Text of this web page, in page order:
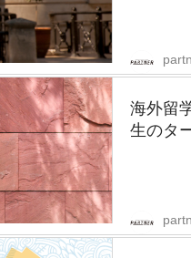
海外留
生のタ